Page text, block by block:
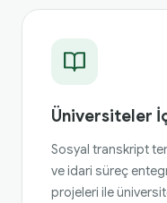
Üniversiteler
Sosyal transkript
ve idari süreç
projeleri ile